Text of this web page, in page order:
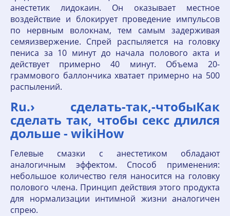
анестетик лидокаин. Он оказывает местное
воздействие и блокирует проведение импульсов
по нервным волокнам, тем самым задерживая
семяизвержение. Спрей распыляется на головку
пениса за 10 минут до начала полового акта и
действует примерно 40 минут. Объема 20-
граммового баллончика хватает примерно на 500
распылений.
Ru.› сделать-так,-чтобыКак
сделать так, чтобы секс длился
дольше - wikiHow
Гелевые смазки с анестетиком обладают
аналогичным эффектом. Способ применения:
небольшое количество геля наносится на головку
полового члена. Принцип действия этого продукта
для нормализации интимной жизни аналогичен
спрею.